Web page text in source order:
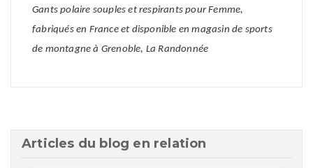
Gants polaire souples et respirants pour Femme,
fabriqués en France et disponible en magasin de sports
de montagne à Grenoble, La Randonnée
Articles du blog en relation